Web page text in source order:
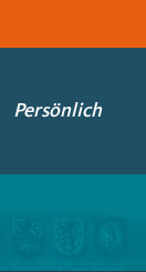
Persönlich